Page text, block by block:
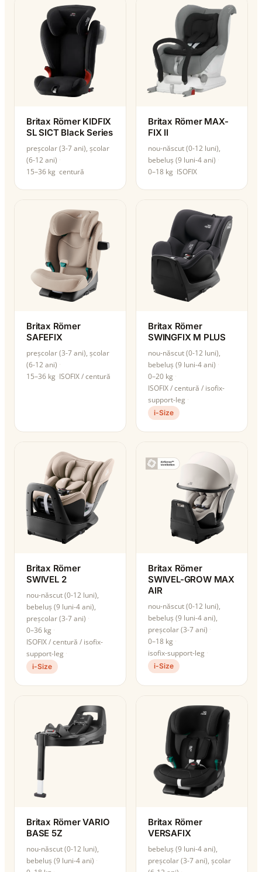
Britax Römer KIDFIX
SL SICT Black Series
preșcolar (3-7 ani), școlar
(6-12 ani)
15–36 kg centură
Britax Römer MAX-
FIX II
nou-născut (0-12 luni),
bebeluș (9 luni-4 ani)
0–18 kg ISOFIX
Britax Römer
SAFEFIX
preșcolar (3-7 ani), școlar
(6-12 ani)
15–36 kg ISOFIX / centură
Britax Römer
SWINGFIX M PLUS
nou-născut (0-12 luni),
bebeluș (9 luni-4 ani)
0–20 kg
ISOFIX / centură / isofix-
support-leg
i-Size
Britax Römer
SWIVEL 2
nou-născut (0-12 luni),
bebeluș (9 luni-4 ani),
preșcolar (3-7 ani)
0–36 kg
ISOFIX / centură / isofix-
support-leg
i-Size
Britax Römer
SWIVEL-GROW MAX
AIR
nou-născut (0-12 luni),
bebeluș (9 luni-4 ani),
preșcolar (3-7 ani)
0–18 kg
isofix-support-leg
i-Size
Britax Römer VARIO
BASE 5Z
nou-născut (0-12 luni),
bebeluș (9 luni-4 ani)
Britax Römer
VERSAFIX
bebeluș (9 luni-4 ani),
preșcolar (3-7 ani), școlar